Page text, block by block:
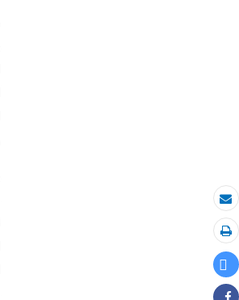
بريد الكتروني
طباعة
Tweet